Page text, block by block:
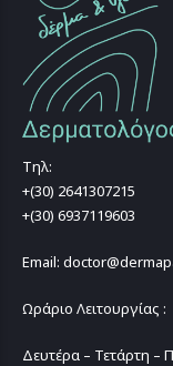
Τηλ:
+(30) 2641307215
+(30) 6937119603
Email:
Ωράριο Λειτουργίας :
Δευτέρα – Τετάρτη –